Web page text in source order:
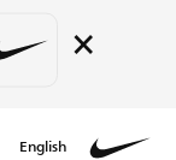
×
English